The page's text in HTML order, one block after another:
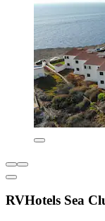
RVHotels Sea